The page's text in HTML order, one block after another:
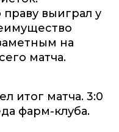
выиграл у
на
матча.
итог матча. 3:0
фарм-клуба.